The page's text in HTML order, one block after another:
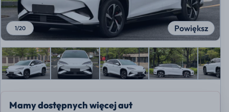
Powiększ
1/20
Mamy dostępnych więcej aut